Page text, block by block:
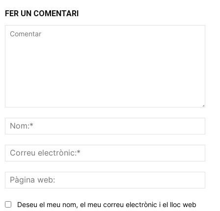
FER UN COMENTARI
web:
Deseu el meu nom, el meu correu electrònic i el lloc web